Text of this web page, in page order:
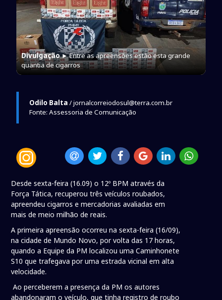
Divulgação► Entre as apreensões estão esta grande
quantia de cigarros
Odilo Balta / jornalcorreiodosul@terra.com.br
Fonte: Assessoria de Comunicação
Desde sexta-feira (16.09) o 12º BPM através da
Força Tática, recuperou três veículos roubados,
apreendeu cigarros e mercadorias avaliadas em
mais de meio milhão de reais.
A primeira apreensão ocorreu na sexta-feira (16/09),
na cidade de Mundo Novo, por volta das 17 horas,
quando a Equipe da PM localizou uma Caminhonete
S10 que trafegava por uma estrada vicinal em alta
velocidade.
Ao perceberem a presença da PM os autores
abandonaram o veículo, que tinha registro de roubo